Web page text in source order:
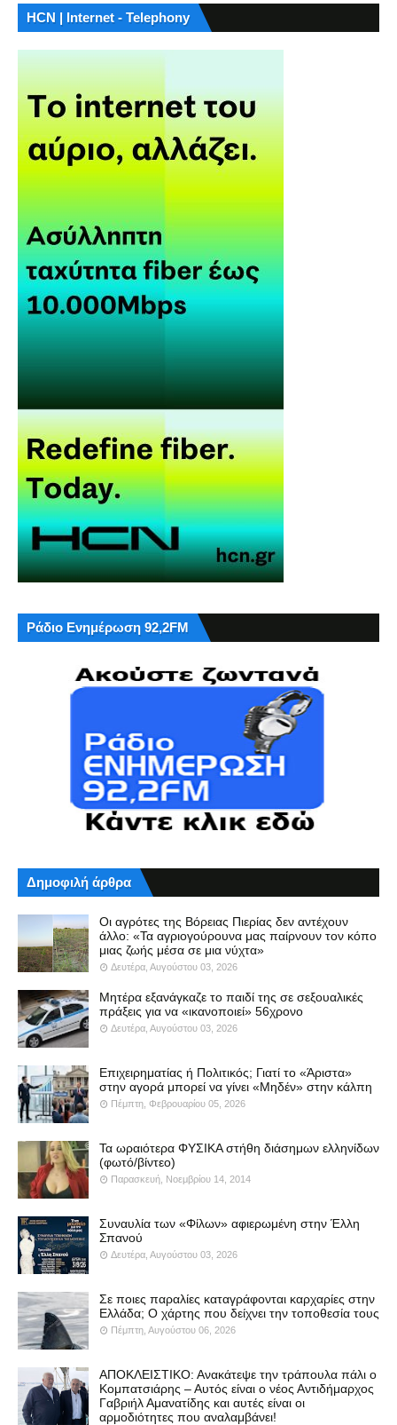
HCN | Internet - Telephony
Ράδιο Ενημέρωση 92,2FM
Δημοφιλή άρθρα
Οι αγρότες της Βόρειας Πιερίας δεν αντέχουν
άλλο: «Τα αγριογούρουνα μας παίρνουν τον κόπο
μιας ζωής μέσα σε μια νύχτα»
Δευτέρα, Αυγούστου 03, 2026
Μητέρα εξανάγκαζε το παιδί της σε σεξουαλικές
πράξεις για να «ικανοποιεί» 56χρονο
Δευτέρα, Αυγούστου 03, 2026
Επιχειρηματίας ή Πολιτικός; Γιατί το «Άριστα»
στην αγορά μπορεί να γίνει «Μηδέν» στην κάλπη
Πέμπτη, Φεβρουαρίου 05, 2026
Τα ωραιότερα ΦΥΣΙΚΑ στήθη διάσημων ελληνίδων
(φωτό/βίντεο)
Παρασκευή, Νοεμβρίου 14, 2014
Συναυλία των «Φίλων» αφιερωμένη στην Έλλη
Σπανού
Δευτέρα, Αυγούστου 03, 2026
Σε ποιες παραλίες καταγράφονται καρχαρίες στην
Ελλάδα; Ο χάρτης που δείχνει την τοποθεσία τους
Πέμπτη, Αυγούστου 06, 2026
ΑΠΟΚΛΕΙΣΤΙΚΟ: Ανακάτεψε την τράπουλα πάλι ο
Κομπατσιάρης – Αυτός είναι ο νέος Αντιδήμαρχος
Γαβριήλ Αμανατίδης και αυτές είναι οι
αρμοδιότητες που αναλαμβάνει!